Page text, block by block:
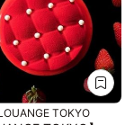
TOKYO